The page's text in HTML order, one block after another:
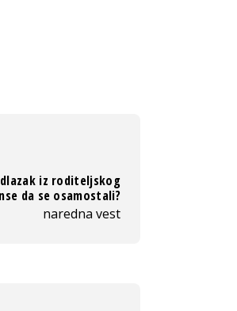
iz roditeljskog
da se osamostali?
naredna vest